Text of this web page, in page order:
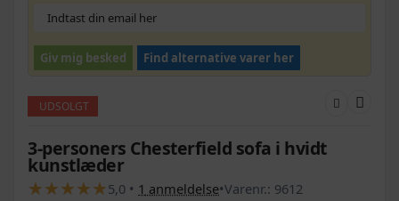
Giv mig besked Find alternative varer her
UDSOLGT
3-personers Chesterfield sofa i hvidt
kunstlæder
★
★★
★★
★★
★★
★5,0 • 1 anmeldelse•Varenr.: 9612